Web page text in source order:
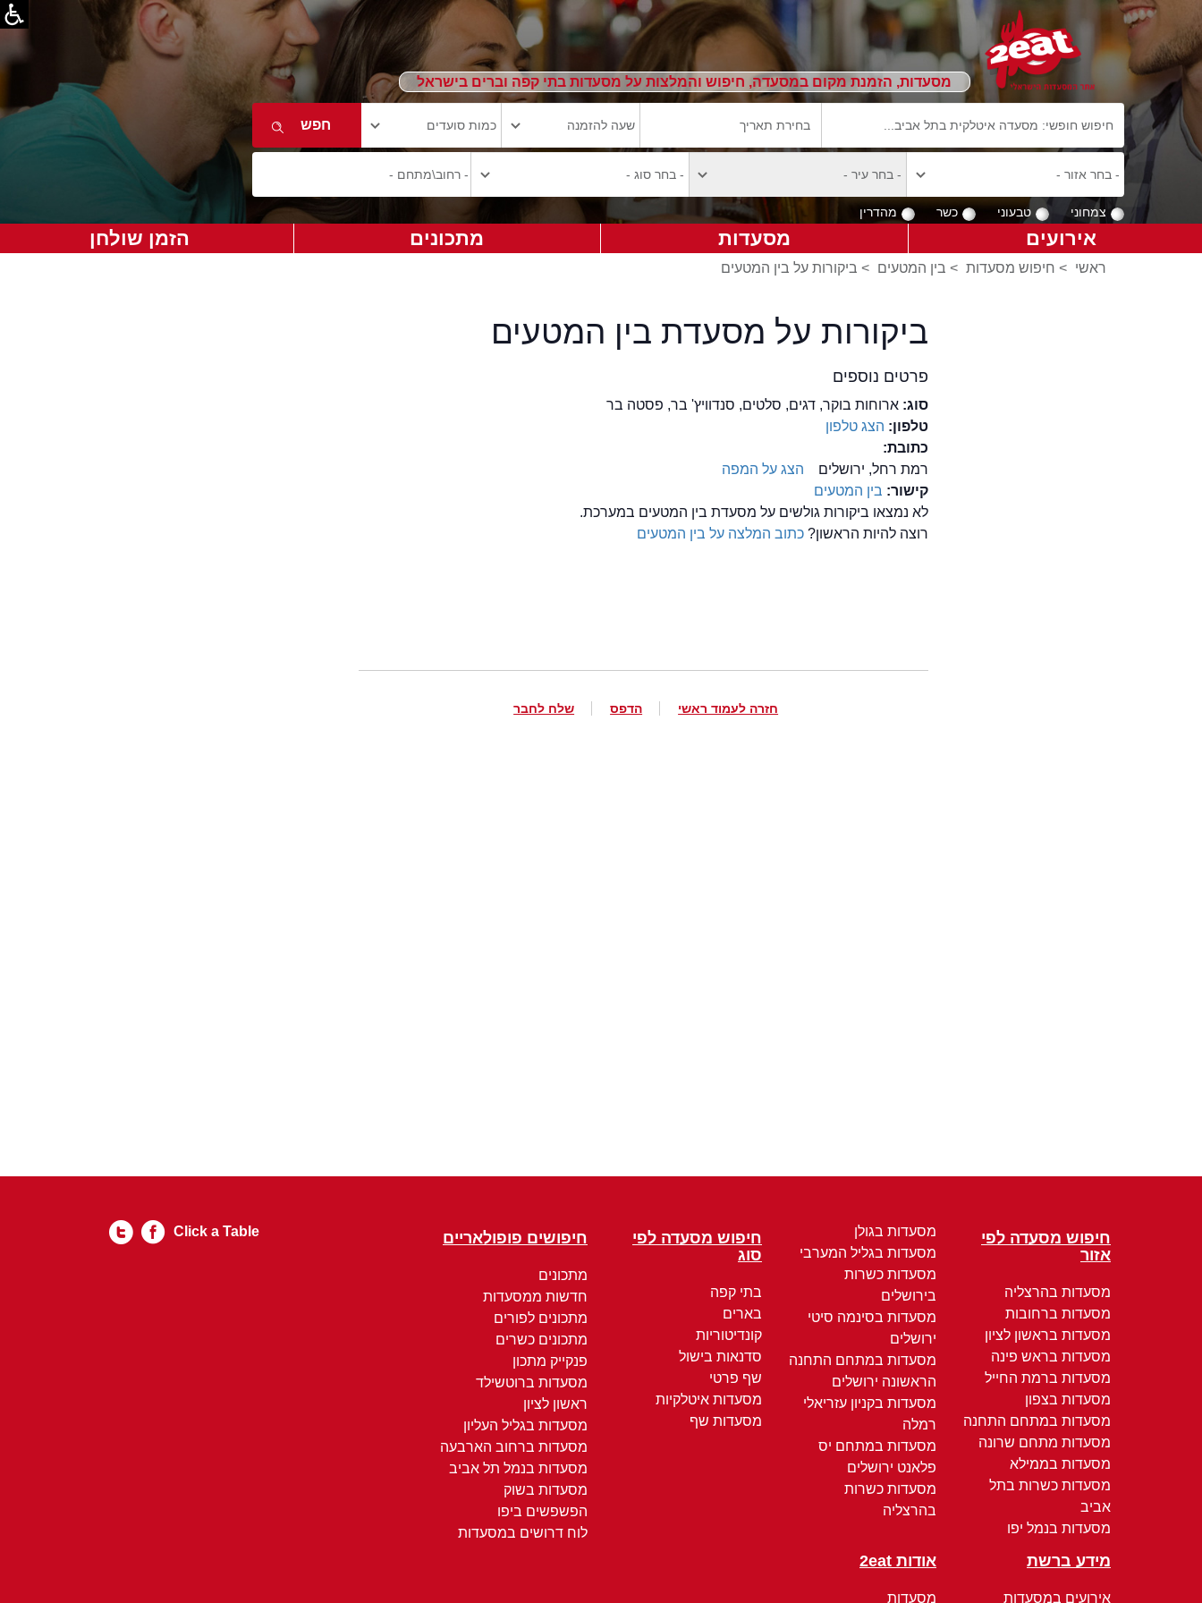
מסעדות, הזמנת מקום במסעדה, חיפוש והמלצות על מסעדות בתי קפה וברים בישראל
צמחוני טבעוני כשר מהדרין
אירועים מסעדות מתכונים הזמן שולחן
ראשי > חיפוש מסעדות > בין המטעים > ביקורות על בין המטעים
ביקורות על מסעדת בין המטעים
פרטים נוספים
סוג:ארוחות בוקר, דגים, סלטים, סנדוויץ' בר, פסטה בר
טלפון: הצג טלפון
כתובת:
רמת רחל, ירושלים
הצג על המפה
קישור: בין המטעים
לא נמצאו ביקורות גולשים על מסעדת בין המטעים במערכת.
רוצה להיות הראשון?כתוב המלצה על בין המטעים
חזרה לעמוד ראשי הדפס שלח לחבר
חיפוש מסעדה לפי
אזור
מסעדות בהרצליה
מסעדות ברחובות
מסעדות בראשון לציון
מסעדות בראש פינה
מסעדות ברמת החייל
מסעדות בצפון
מסעדות במתחם התחנה
מסעדות מתחם שרונה
מסעדות בממילא
מסעדות כשרות בתל
אביב
מסעדות בנמל יפו
מסעדות בגולן
מסעדות בגליל המערבי
מסעדות כשרות
בירושלים
מסעדות בסינמה סיטי
ירושלים
מסעדות במתחם התחנה
הראשונה ירושלים
מסעדות בקניון עזריאלי
רמלה
מסעדות במתחם יס
פלאנט ירושלים
מסעדות כשרות
בהרצליה
חיפוש מסעדה לפי
סוג
בתי קפה
בארים
קונדיטוריות
סדנאות בישול
שף פרטי
מסעדות איטלקיות
מסעדות שף
חיפושים פופולאריים
מתכונים
חדשות ממסעדות
מתכונים לפורים
מתכונים כשרים
פנקייק מתכון
מסעדות ברוטשילד
ראשון לציון
מסעדות בגליל העליון
מסעדות ברחוב הארבעה
מסעדות בנמל תל אביב
מסעדות בשוק
הפשפשים ביפו
לוח דרושים במסעדות
מידע ברשת
אירועים במסעדות
אודות 2eat
מסעדות
Click a Table